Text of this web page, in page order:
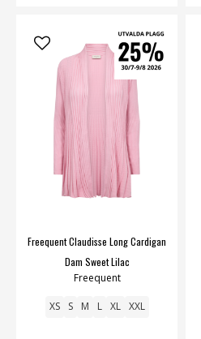
Freequent Claudisse Long Cardigan
Dam Sweet Lilac
Freequent
XS S M L XL XXL